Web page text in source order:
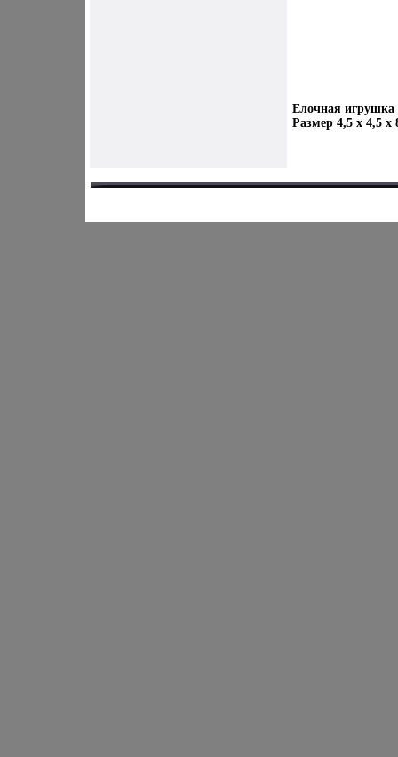
Елочная
Размер 4,5 х 4,5 х